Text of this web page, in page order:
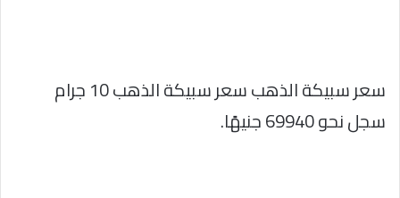
سعر سبيكة الذهب سعر سبيكة الذهب 10 جرام
سجل نحو 69940 جنيهًا.